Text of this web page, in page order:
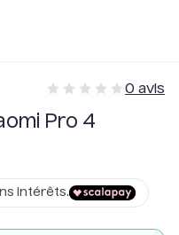
0 avis
Pro 4
intérêts.